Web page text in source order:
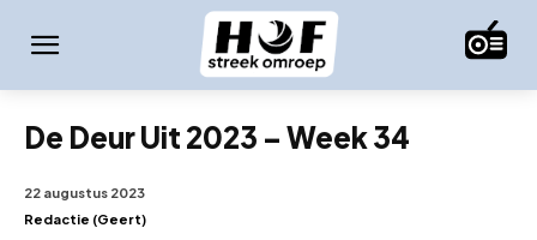
De Deur Uit 2023 – Week 34
22 augustus 2023
Redactie (Geert)